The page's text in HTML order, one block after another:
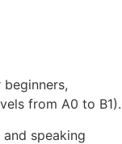
from A0 to B1).
speaking